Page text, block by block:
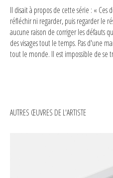
Il disait à propos de cette série : « Ces
réfléchir ni regarder, puis regarder le
aucune raison de corriger les défauts
des visages tout le temps. Pas d'une
tout le monde. Il est impossible de se
AUTRES ŒUVRES DE L'ARTISTE